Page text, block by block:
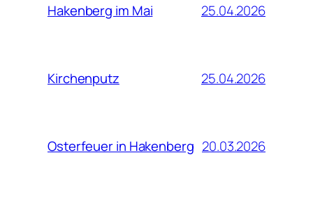
Hakenberg im Mai 25.04.2026
Kirchenputz 25.04.2026
Osterfeuer in Hakenberg 20.03.2026